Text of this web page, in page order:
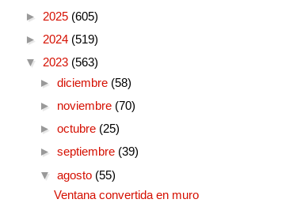
► 2025 (605)
► 2024 (519)
▼ 2023 (563)
► diciembre (58)
► noviembre (70)
► octubre (25)
► septiembre (39)
▼ agosto (55)
Ventana convertida en muro